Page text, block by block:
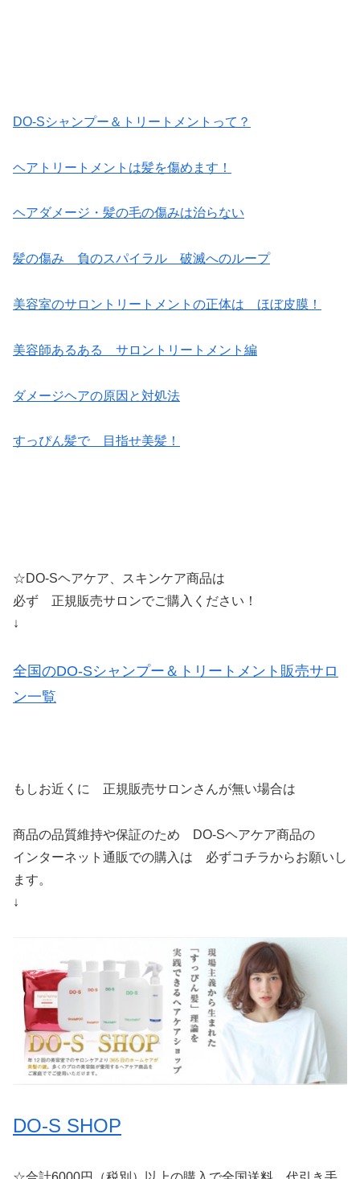
DO-Sシャンプー＆トリートメントって？
ヘアトリートメントは髪を傷めます！
ヘアダメージ・髪の毛の傷みは治らない
髪の傷み 負のスパイラル 破滅へのループ
美容室のサロントリートメントの正体は ほぼ皮膜！
美容師あるある サロントリートメント編
ダメージヘアの原因と対処法
すっぴん髪で 目指せ美髪！
☆DO-Sヘアケア、スキンケア商品は
必ず 正規販売サロンでご購入ください！
↓
全国のDO-Sシャンプー＆トリートメント販売サロ
ン一覧
もしお近くに 正規販売サロンさんが無い場合は
商品の品質維持や保証のため DO-Sヘアケア商品の
インターネット通販での購入は 必ずコチラからお願いし
ます。
↓
DO-S SHOP